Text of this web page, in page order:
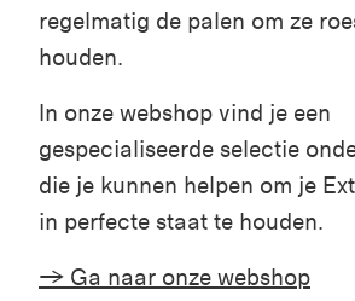
regelmatig de palen om ze
houden.
In onze webshop vind je een
gespecialiseerde selectie
die je kunnen helpen om je
in perfecte staat te houden.
→ Ga naar onze webshop